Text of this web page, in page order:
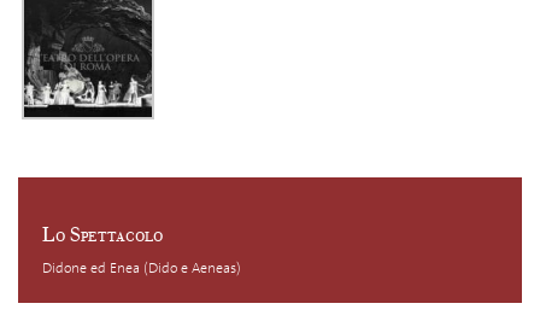
Lo Spettacolo
Didone ed Enea (Dido e Aeneas)